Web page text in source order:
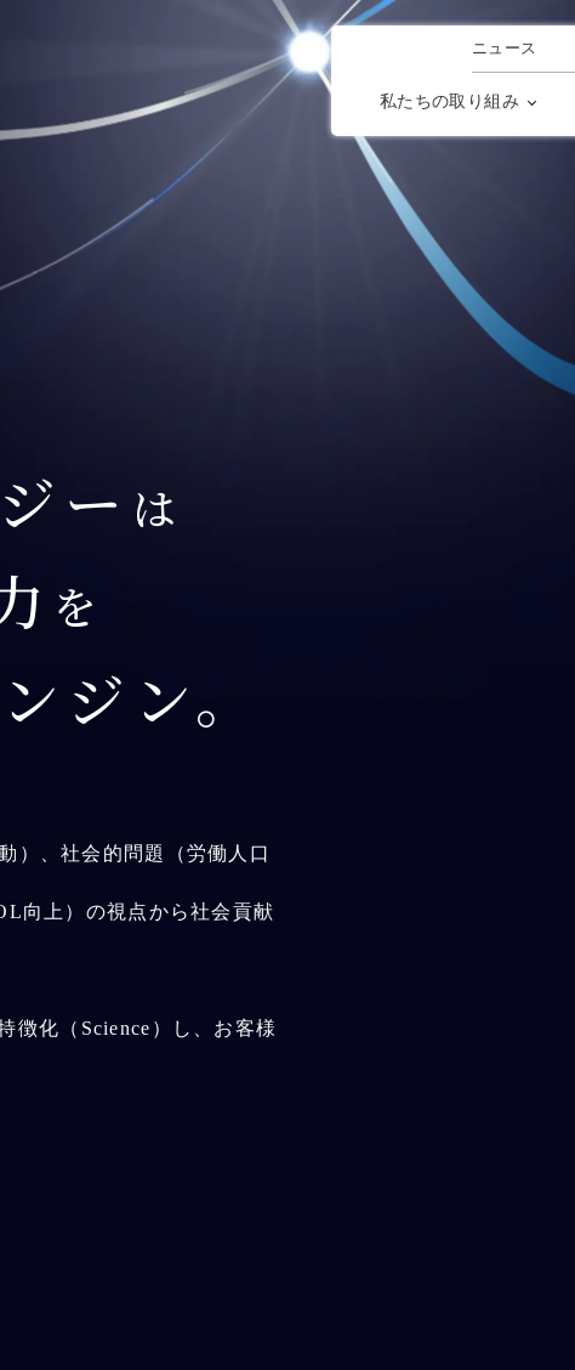
私たちの取り組み
ニュース
ー は
を
ジン。
）、社会的問題（労働人口
向上）の視点から社会貢献
徴化（Science）し、お客様